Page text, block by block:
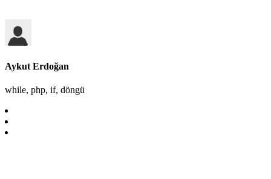
Aykut Erdoğan
while, php, if, döngü